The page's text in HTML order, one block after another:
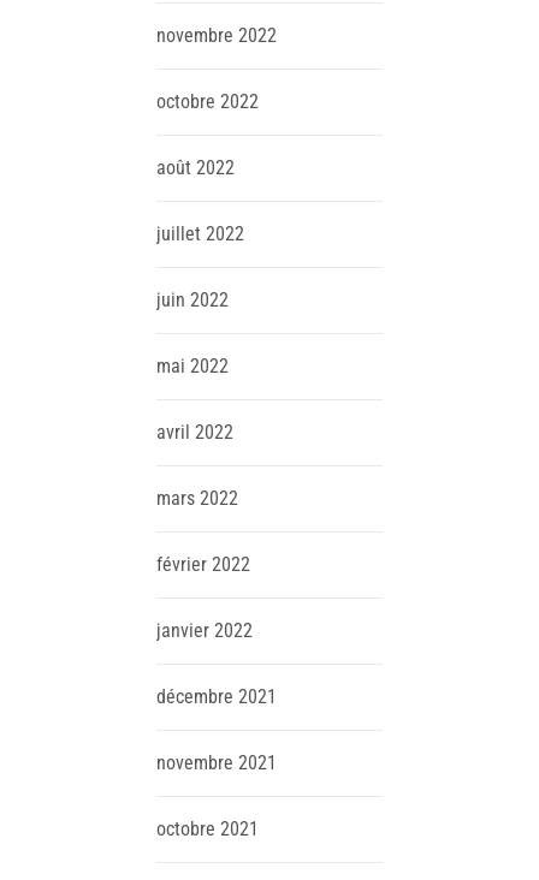
novembre 2022
octobre 2022
août 2022
juillet 2022
juin 2022
mai 2022
avril 2022
mars 2022
février 2022
janvier 2022
décembre 2021
novembre 2021
octobre 2021